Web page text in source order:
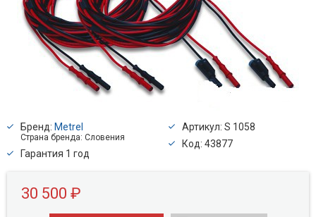
Бренд: Metrel
Страна бренда: Словения
Гарантия 1 год
Артикул: S 1058
Код: 43877
30 500 ₽